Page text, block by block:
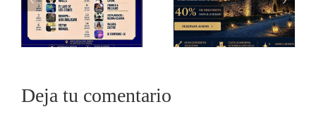
Deja tu comentario